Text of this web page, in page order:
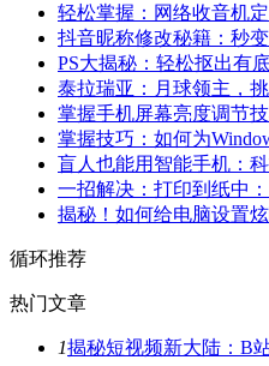
轻松掌握：网络收音机
抖音昵称修改秘籍：秒
PS大揭秘：轻松抠出有
泰拉瑞亚：月球领主，
掌握手机屏幕亮度调节
掌握技巧：如何为
盲人也能用智能手机：
一招解决：打印到纸中
揭秘！如何给电脑设置
循环推荐
热门文章
1揭秘短视频新大陆：B